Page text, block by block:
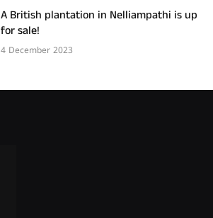
A British plantation in Nelliampathi is up
for sale!
4 December 2023